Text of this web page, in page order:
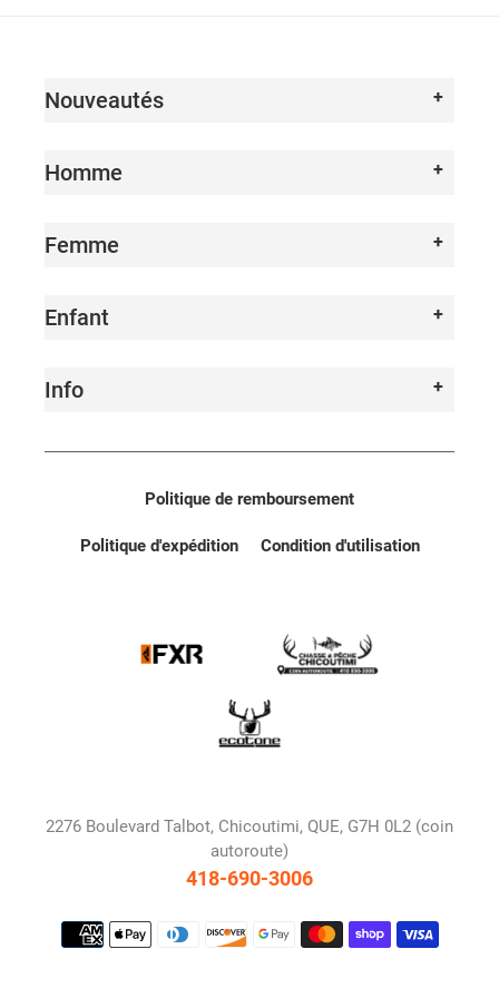
N
:
Nouveautés
Homme
Femme
Enfant
Info
Politique de remboursement
Politique d'expédition Condition d'utilisation
2276 Boulevard Talbot, Chicoutimi, QUE, G7H 0L2 (coin
autoroute)
418-690-3006
Moyens
de